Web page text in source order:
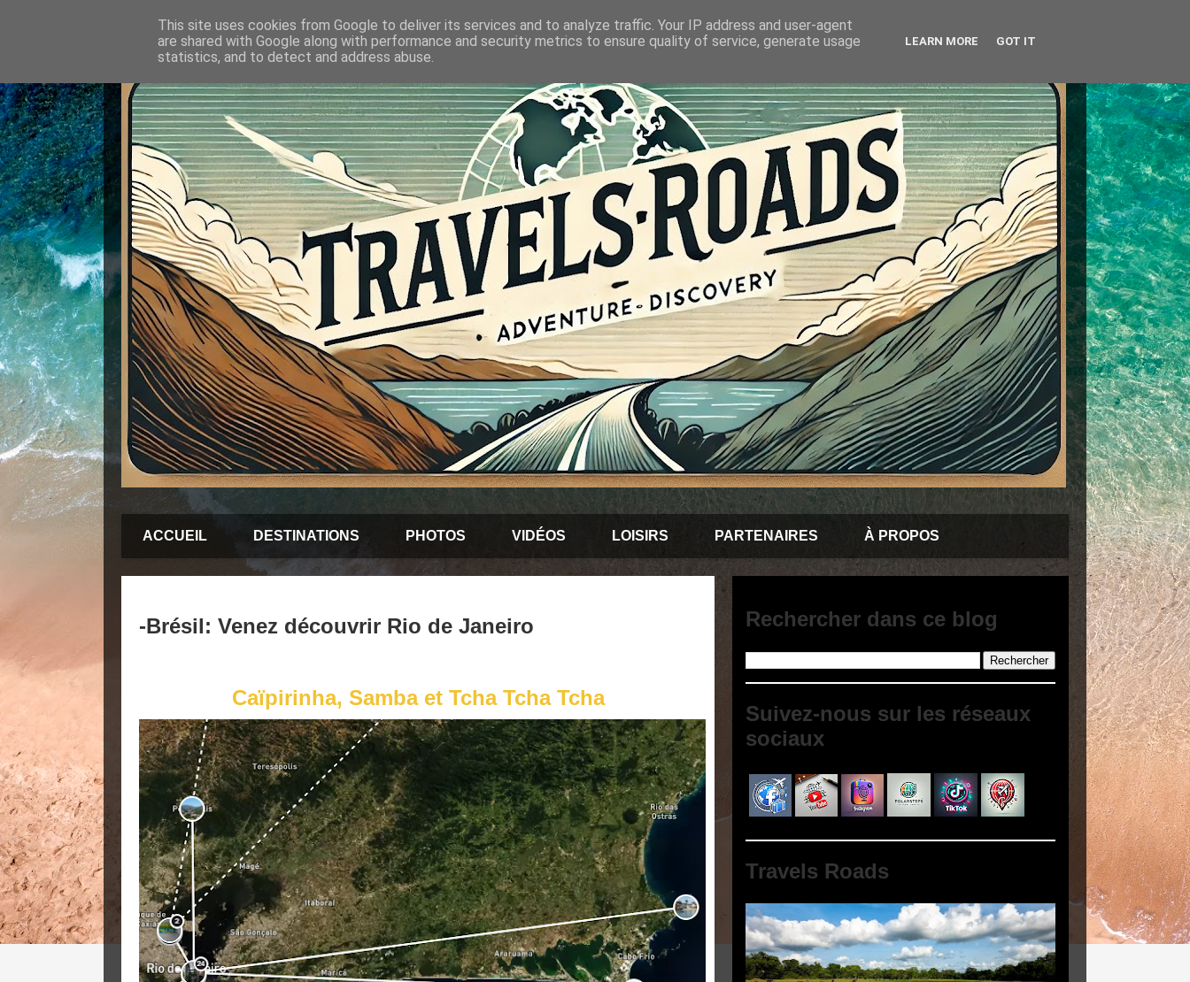
ACCUEIL DESTINATIONS PHOTOS VIDÉOS LOISIRS PARTENAIRES À PROPOS
-Brésil: Venez découvrir Rio de Janeiro
Caïpirinha, Samba et Tcha Tcha Tcha
Rechercher dans ce blog
Suivez-nous sur les réseaux
sociaux
Travels Roads
This site uses cookies from Google to deliver its services and to analyze traffic. Your IP address and user-agent
are shared with Google along with performance and security metrics to ensure quality of service, generate usage
statistics, and to detect and address abuse.
LEARN MORE GOT IT